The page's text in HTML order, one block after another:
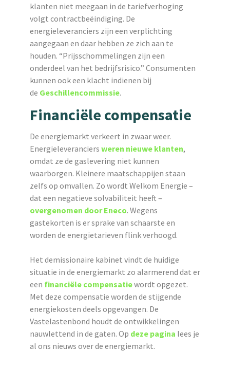
klanten niet meegaan in de tariefverhoging
volgt contractbeëindiging. De
energieleveranciers zijn een verplichting
aangegaan en daar hebben ze zich aan te
houden. “Prijsschommelingen zijn een
onderdeel van het bedrijfsrisico.” Consumenten
kunnen ookeen klacht indienen bij
de Geschillencommissie.
Financiële compensatie
De energiemarkt verkeert in zwaar weer.
Energieleveranciers weren nieuwe klanten,
omdat ze de gaslevering niet kunnen
waarborgen. Kleinere maatschappijen staan
zelfs op omvallen. Zo wordt Welkom Energie –
dat een negatieve solvabiliteit heeft –
overgenomen door Eneco. Wegens
gastekorten is er sprake van schaarste en
worden de energietarieven flink verhoogd.
Het demissionaire kabinet vindt de huidige
situatie in de energiemarkt zo alarmerend dat er
een financiële compensatiewordt opgezet.
Met deze compensatie worden de stijgende
energiekosten deels opgevangen. De
Vastelastenbond houdt de ontwikkelingen
nauwlettend in de gaten. Op deze pagina lees je
al ons nieuws over de energiemarkt.